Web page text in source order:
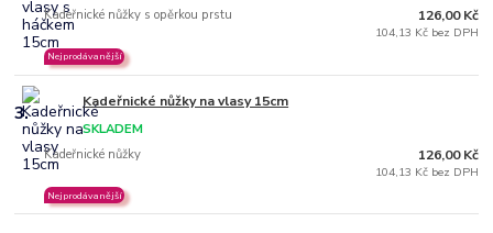
Kadeřnické nůžky s opěrkou prstu
Nejprodávanější
126,00 Kč
104,13 Kč bez DPH
3. Kadeřnické nůžky na vlasy 15cm
Kadeřnické nůžky
SKLADEM
Nejprodávanější
126,00 Kč
104,13 Kč bez DPH